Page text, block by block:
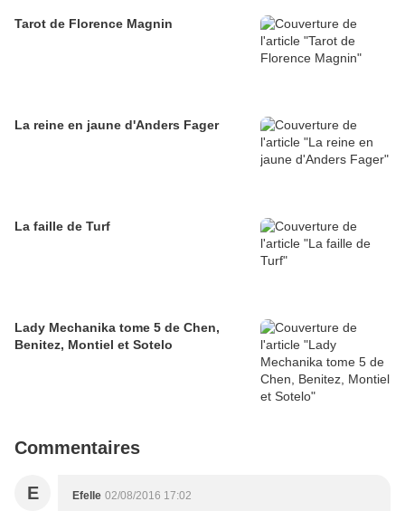
Tarot de Florence Magnin
La reine en jaune d'Anders Fager
La faille de Turf
Lady Mechanika tome 5 de Chen,
Benitez, Montiel et Sotelo
Commentaires
E Efelle 02/08/2016 17:02